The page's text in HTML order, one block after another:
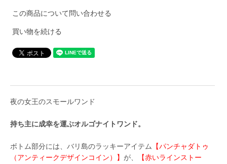
この商品について問い合わせる
買い物を続ける
夜の女王のスモールワンド
持ち主に成幸を運ぶオルゴナイトワンド。
ボトム部分には、バリ島のラッキーアイテム
【パンチャダトゥ
（アンティークデザインコイン）】 が、
【赤いラインストー